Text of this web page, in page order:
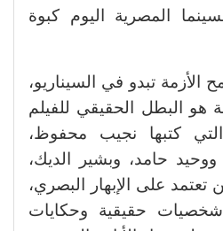
المصرية اليوم كبوة
الأزمة تبدو في السيناريو،
هو البطل الحقيقي للفيلم
كتبها نجيب محفوظ،
حامد، وبشير الديك،
على الإبهار البصري،
شخصيات حقيقية وحكايات